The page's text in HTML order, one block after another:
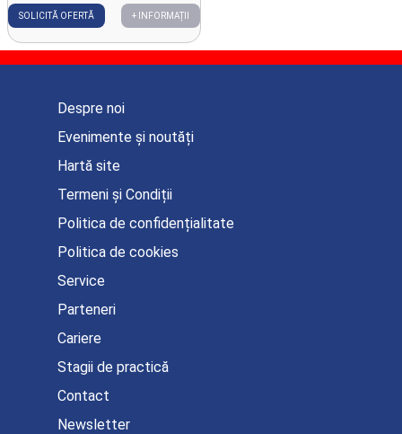
SOLICITĂ OFERTĂ + INFORMAȚII
Despre noi
Evenimente și noutăți
Hartă site
Termeni și Condiții
Politica de confidențialitate
Politica de cookies
Service
Parteneri
Cariere
Stagii de practică
Contact
Newsletter